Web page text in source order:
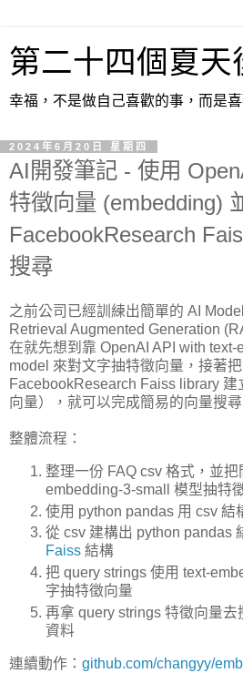
第二十四個夏天
幸福，不是做自己喜歡的事，而是
2024年6月20日 星期四
AI開發筆記 - 使用
特徵向量 (embedding)
FacebookResearch
搜尋
之前公司已經訓練出簡單的 AI
Retrieval Augmented Generation
在就先想到靠 OpenAI API with text-
model 來對文字抽特徵向量，接著
FacebookResearch Faiss library
向量），就可以完成簡易的向量搜尋
整體流程：
整理一份 FAQ csv 格式，並
embedding-3-small 模型抽特
使用 python pandas 用 csv 結
從 csv 建構出 python pandas
Faiss 結構
把 query strings 使用 text-
字抽特徵向量
再拿 query strings 特徵向量
資料
連續動作： github.com/changyy/